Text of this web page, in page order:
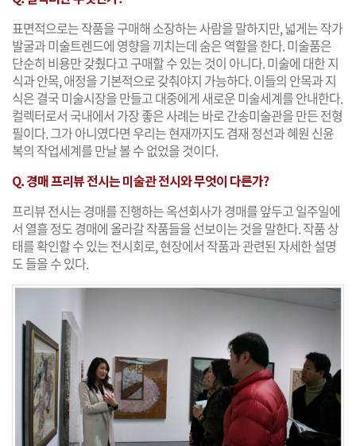
표면적으로는 작품을 구매해 소장하는 사람을 말하지만, 넓게는 작가
발굴과 미술트렌드에 영향을 끼치는데 숨은 역할을 한다. 미술품은
단순히 비용만 갖췄다고 구매할 수 있는 것이 아니다. 미술에 대한 지
식과 안목, 애정을 기본적으로 갖춰야지 가능하다. 이들의 안목과 지
식은 결국 미술시장을 만들고 대중에게 새로운 미술세계를 안내한다.
컬렉터로서 국내에서 가장 좋은 사례는 바로 간송미술관을 만든 전형
필이다. 그가 아니였다면 우리는 현재까지도 겸재 정선과 혜원 신윤
복의 작업세계를 만날 볼 수 없었을 것이다.
Q. 경매 프리뷰 전시는 미술관 전시와 무엇이 다른가?
프리뷰 전시는 경매를 진행하는 옥션회사가 경매를 앞두고 일주일에
서 열흘 정도 경매에 올라갈 작품들을 선보이는 것을 말한다. 작품 상
태를 확인할 수 있는 전시회로, 현장에서 작품과 관련된 자세한 설명
도 들을 수 있다.